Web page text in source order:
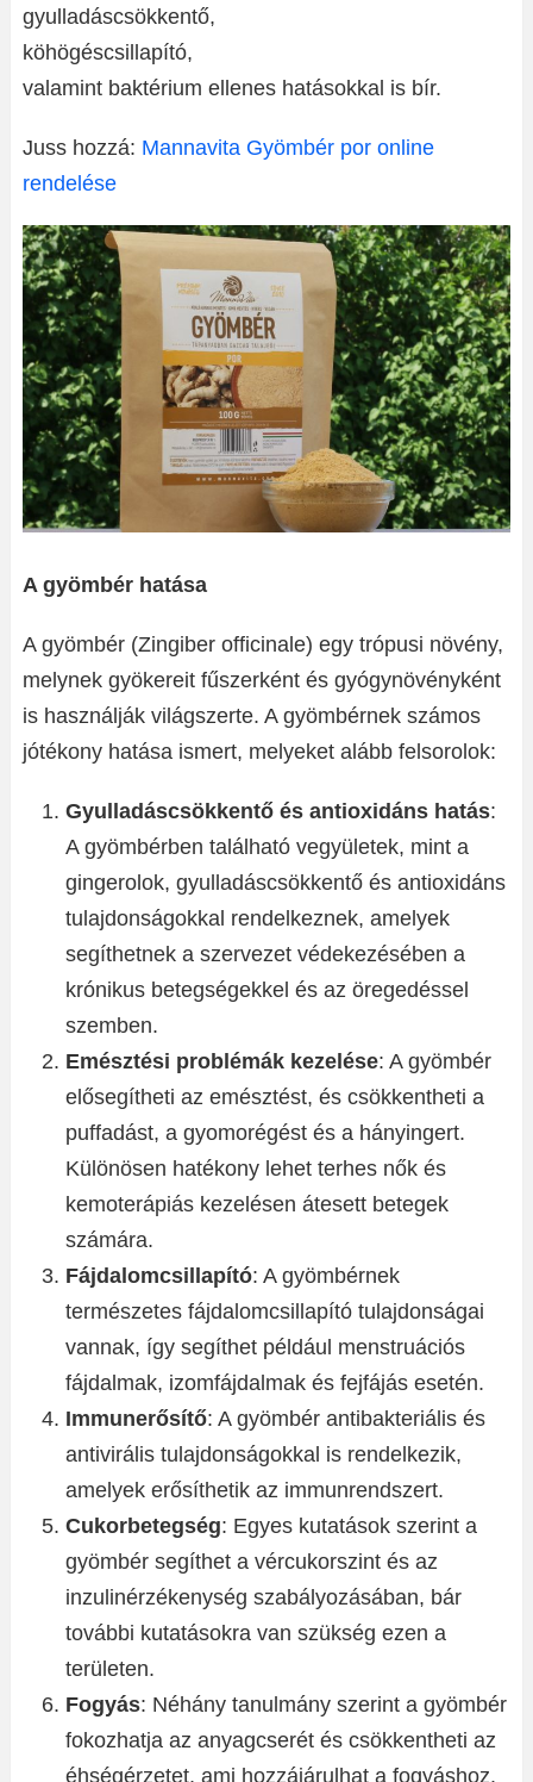
gyulladáscsökkentő,
köhögéscsillapító,
valamint baktérium ellenes hatásokkal is bír.
Juss hozzá: Mannavita Gyömbér por online
rendelése
A gyömbér hatása
A gyömbér (Zingiber officinale) egy trópusi növény,
melynek gyökereit fűszerként és gyógynövényként
is használják világszerte. A gyömbérnek számos
jótékony hatása ismert, melyeket alább felsorolok:
Gyulladáscsökkentő és antioxidáns hatás:
A gyömbérben található vegyületek, mint a
gingerolok, gyulladáscsökkentő és antioxidáns
tulajdonságokkal rendelkeznek, amelyek
segíthetnek a szervezet védekezésében a
krónikus betegségekkel és az öregedéssel
szemben.
Emésztési problémák kezelése: A gyömbér
elősegítheti az emésztést, és csökkentheti a
puffadást, a gyomorégést és a hányingert.
Különösen hatékony lehet terhes nők és
kemoterápiás kezelésen átesett betegek
számára.
Fájdalomcsillapító: A gyömbérnek
természetes fájdalomcsillapító tulajdonságai
vannak, így segíthet például menstruációs
fájdalmak, izomfájdalmak és fejfájás esetén.
Immunerősítő: A gyömbér antibakteriális és
antivirális tulajdonságokkal is rendelkezik,
amelyek erősíthetik az immunrendszert.
Cukorbetegség: Egyes kutatások szerint a
gyömbér segíthet a vércukorszint és az
inzulinérzékenység szabályozásában, bár
további kutatásokra van szükség ezen a
területen.
Fogyás: Néhány tanulmány szerint a gyömbér
fokozhatja az anyagcserét és csökkentheti az
éhségérzetet, ami hozzájárulhat a fogyáshoz.